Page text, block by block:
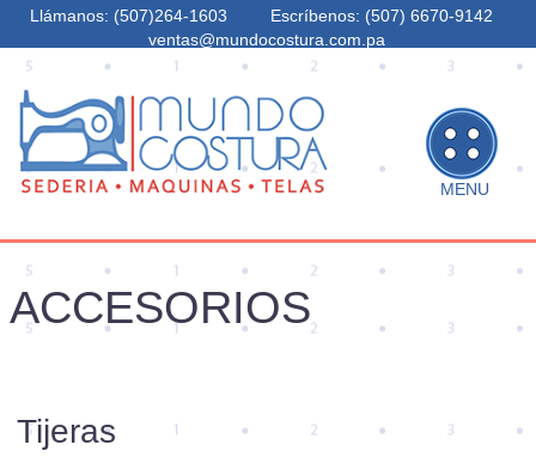
Llámanos: (507)264-1603
Escríbenos: (507) 6670-9142
ventas@mundocostura.com.pa
Inicio
Nosotros
MENU
ACCESORIOS
Tijeras